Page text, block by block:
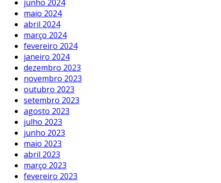
junho 2024
maio 2024
abril 2024
março 2024
fevereiro 2024
janeiro 2024
dezembro 2023
novembro 2023
outubro 2023
setembro 2023
agosto 2023
julho 2023
junho 2023
maio 2023
abril 2023
março 2023
fevereiro 2023